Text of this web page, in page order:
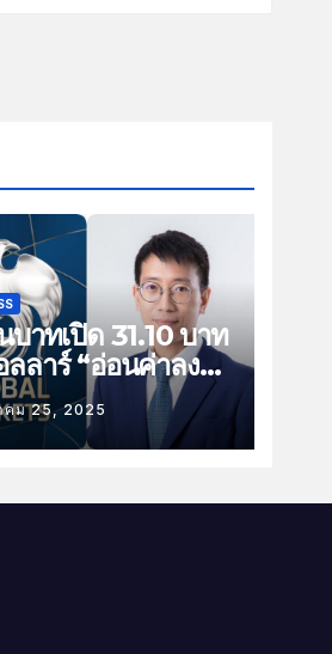
บาทเปิด 31.10 บาท
ลาร์ “อ่อนค่าลง
ย”
คม 25, 2025